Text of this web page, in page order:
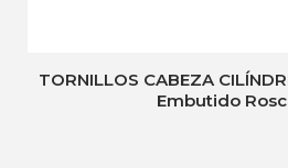
TORNILLOS CABEZA
Embutido